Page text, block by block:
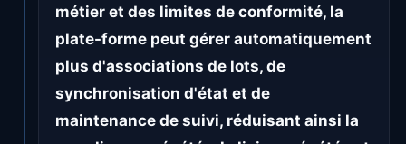
métier et des limites de conformité, la
plate-forme peut gérer automatiquement
plus d'associations de lots, de
synchronisation d'état et de
maintenance de suivi, réduisant ainsi la